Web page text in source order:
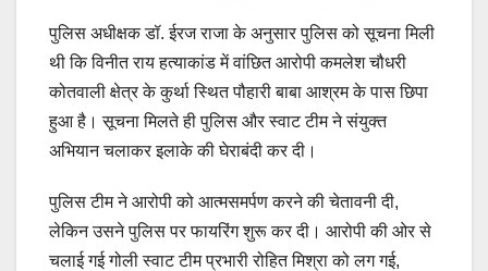
पुलिस अधीक्षक डॉ. ईरज राजा के अनुसार पुलिस को सूचना मिली
थी कि विनीत राय हत्याकांड में वांछित आरोपी कमलेश चौधरी
कोतवाली क्षेत्र के कुर्था स्थित पौहारी बाबा आश्रम के पास छिपा
हुआ है। सूचना मिलते ही पुलिस और स्वाट टीम ने संयुक्त
अभियान चलाकर इलाके की घेराबंदी कर दी।
पुलिस टीम ने आरोपी को आत्मसमर्पण करने की चेतावनी दी,
लेकिन उसने पुलिस पर फायरिंग शुरू कर दी। आरोपी की ओर से
चलाई गई गोली स्वाट टीम प्रभारी रोहित मिश्रा को लग गई,